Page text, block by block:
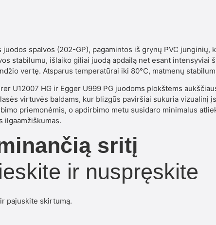
spalvos (202-GP), pagamintos iš grynų PVC
stabilumu, išlaiko giliai juodą apdailą net esant
vertę. Atsparus temperatūrai iki 80°C, matmenų
U12007 HG ir Egger U999 PG juodoms plokštėms
virtuvės baldams, kur blizgūs paviršiai sukuria
priemonėmis, o apdirbimo metu susidaro minimalus
ilgaamžiškumas.
sritį
ir nuspręskite
pajuskite skirtumą.